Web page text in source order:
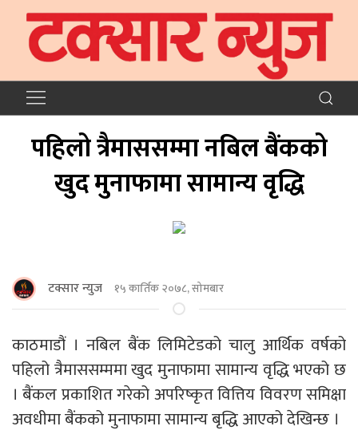
पहिलो त्रैमाससम्मा नबिल बैंकको
खुद मुनाफामा सामान्य वृद्धि
टक्सार न्युज १५ कार्तिक २०७८, सोमबार
काठमाडौं । नबिल बैंक लिमिटेडको चालु आर्थिक वर्षको
पहिलो त्रैमाससम्ममा खुद मुनाफामा सामान्य वृद्धि भएको छ
। बैंकल प्रकाशित गरेको अपरिष्कृत वित्तिय विवरण समिक्षा
अवधीमा बैंकको मुनाफामा सामान्य बृद्धि आएको देखिन्छ ।